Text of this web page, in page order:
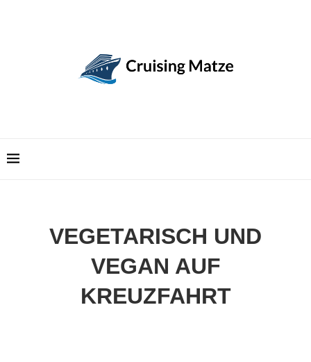
VEGETARISCH UND
VEGAN AUF
KREUZFAHRT